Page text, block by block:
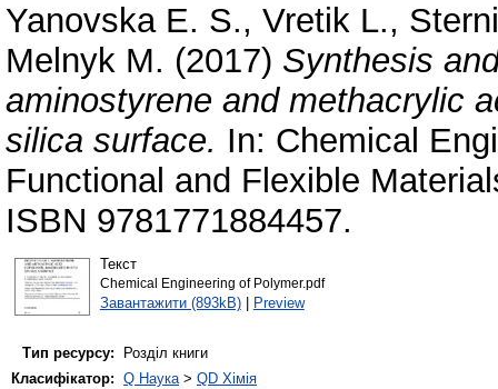
Yanovska E. S., Vretik L.,
Melnyk M. (2017) Synthesis
aminostyrene and methacrylic
silica surface. In: Chemical
Functional and Flexible
ISBN 9781771884457.
Текст
Chemical Engineering of Polymer.pdf
Завантажити (893kB)| Preview
Тип ресурсу:
Розділ книги
Класифікатор: Q Наука> QD Хімія